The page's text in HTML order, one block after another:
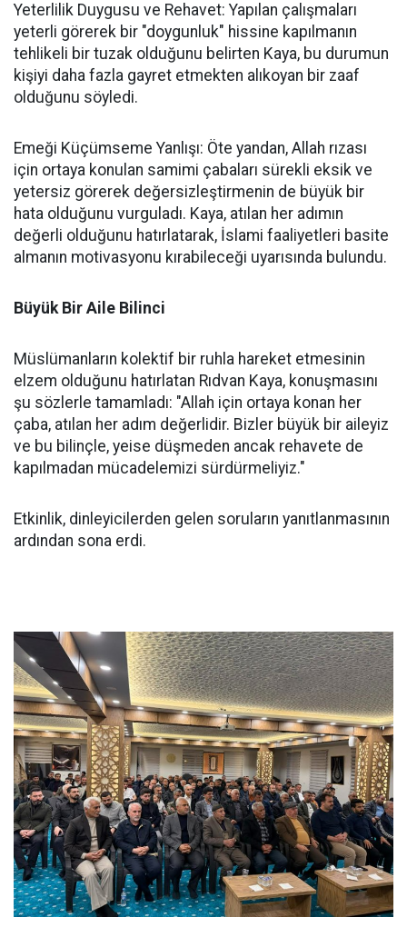
Yeterlilik Duygusu ve Rehavet: Yapılan çalışmaları
yeterli görerek bir "doygunluk" hissine kapılmanın
tehlikeli bir tuzak olduğunu belirten Kaya, bu durumun
kişiyi daha fazla gayret etmekten alıkoyan bir zaaf
olduğunu söyledi.
Emeği Küçümseme Yanlışı: Öte yandan, Allah rızası
için ortaya konulan samimi çabaları sürekli eksik ve
yetersiz görerek değersizleştirmenin de büyük bir
hata olduğunu vurguladı. Kaya, atılan her adımın
değerli olduğunu hatırlatarak, İslami faaliyetleri basite
almanın motivasyonu kırabileceği uyarısında bulundu.
Büyük Bir Aile Bilinci
Müslümanların kolektif bir ruhla hareket etmesinin
elzem olduğunu hatırlatan Rıdvan Kaya, konuşmasını
şu sözlerle tamamladı: "Allah için ortaya konan her
çaba, atılan her adım değerlidir. Bizler büyük bir aileyiz
ve bu bilinçle, yeise düşmeden ancak rehavete de
kapılmadan mücadelemizi sürdürmeliyiz."
Etkinlik, dinleyicilerden gelen soruların yanıtlanmasının
ardından sona erdi.